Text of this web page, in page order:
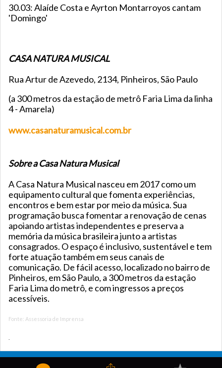
30.03: Alaíde Costa e Ayrton Montarroyos cantam
'Domingo'
CASA NATURA MUSICAL
Rua Artur de Azevedo, 2134, Pinheiros, São Paulo
(a 300 metros da estação de metrô Faria Lima da linha
4 - Amarela)
www.casanaturamusical.com.br
Sobre a Casa Natura Musical
A Casa Natura Musical nasceu em 2017 como um
equipamento cultural que fomenta experiências,
encontros e bem estar por meio da música. Sua
programação busca fomentar a renovação de cenas
apoiando artistas independentes e preserva a
memória da música brasileira junto a artistas
consagrados. O espaço é inclusivo, sustentável e tem
forte atuação também em seus canais de
comunicação. De fácil acesso, localizado no bairro de
Pinheiros, em São Paulo, a 300 metros da estação
Faria Lima do metrô, e com ingressos a preços
acessíveis.
Fonte: Assessoria de Imprensa
.